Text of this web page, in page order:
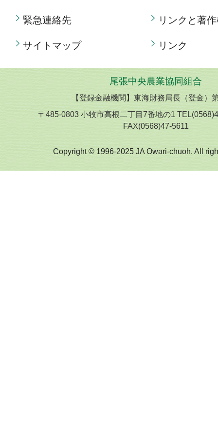
緊急連絡先
サイトマップ
リンクと著
リンク
尾張中央農業協同組合
【登録金融機関】東海財務局長（登金）
〒485-0803 小牧市高根二丁目7番地の1
FAX(0568)47-5611
Copyright © 1996-2025 JA Owari-chuoh. All